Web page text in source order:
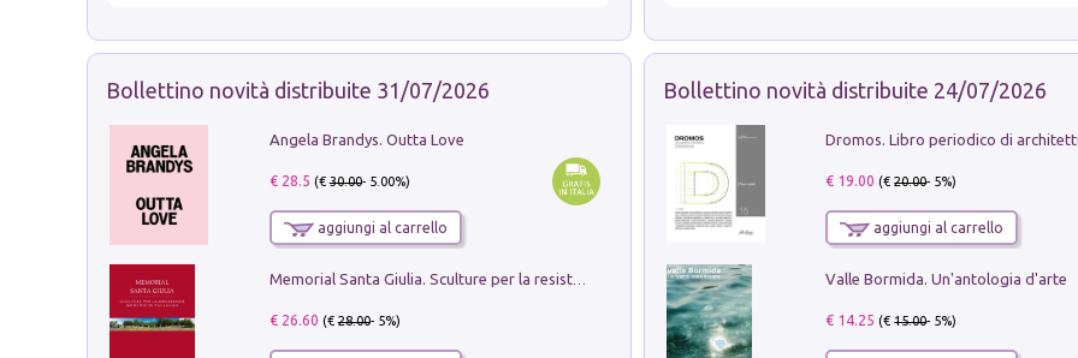
Bollettino novità distribuite 31/07/2026
Angela Brandys. Outta Love
€ 28.5 (€30.00- 5.00%)
aggiungi al carrello
Memorial Santa Giulia. Sculture per la resistenza Monchio di Palagano
€ 26.60 (€28.00- 5%)
Bollettino novità distribuite 24/07/2026
€ 19.00 (€20.00- 5%)
aggiungi al carrello
Valle Bormida. Un'antologia d'arte
€ 14.25 (€15.00- 5%)